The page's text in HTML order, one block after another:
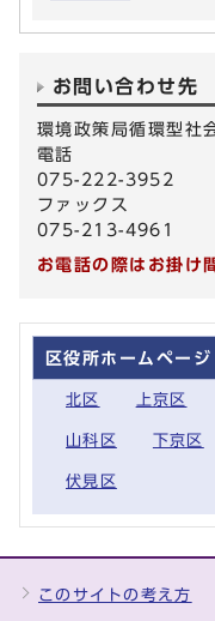
お問い合わせ先
環境政策局循環型社
電話
075-222-3952
ファックス
075-213-4961
お電話の際はお掛け
区役所ホームページ
北区 上京区
山科区 下京区
伏見区
このサイトの考え方